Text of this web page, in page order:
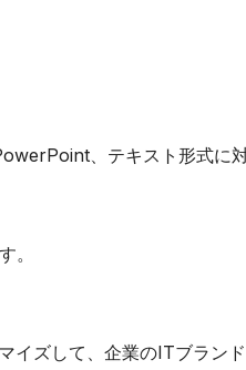
、テキスト形式に
。
イズして、企業のITブラン